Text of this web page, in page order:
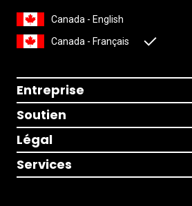
Canada - English
Canada - Français
Entreprise
Soutien
Légal
Services